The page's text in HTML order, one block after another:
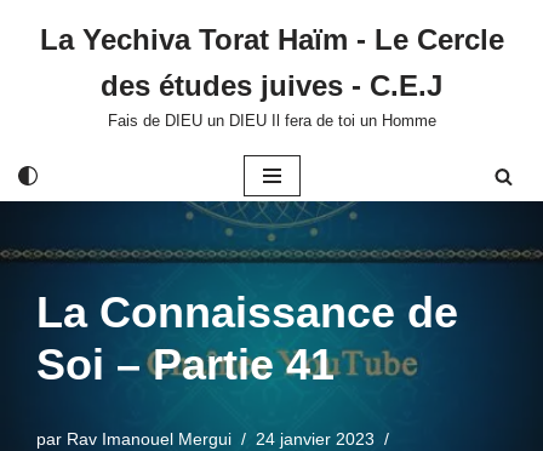
La Yechiva Torat Haïm - Le Cercle
des études juives - C.E.J
Fais de DIEU un DIEU Il fera de toi un Homme
La Connaissance de
Soi – Partie 41
par Rav Imanouel Mergui
24 janvier 2023